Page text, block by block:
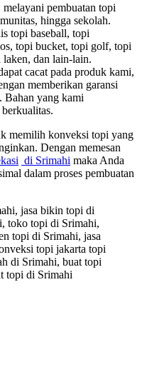
melayani pembuatan topi
hingga sekolah.
topi baseball, topi
topi bucket, topi golf, topi
dan lain-lain.
cacat pada produk kami,
memberikan garansi
Bahan yang kami
memilih konveksi topi yang
Dengan memesan
di Srimahi maka Anda
dalam proses pembuatan
jasa bikin topi di
toko topi di Srimahi,
topi di Srimahi, jasa
topi jakarta topi
di Srimahi, buat topi
topi di Srimahi